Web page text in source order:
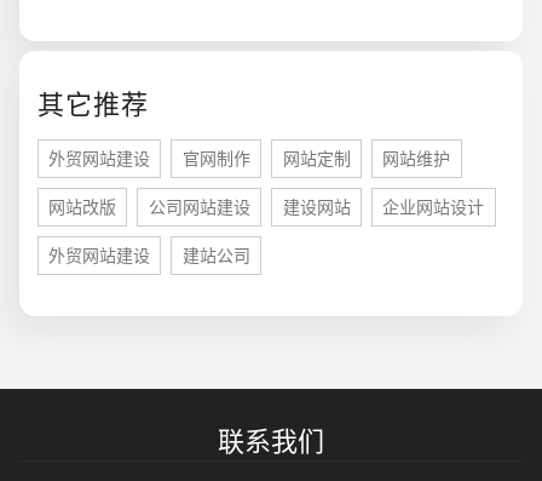
其它推荐
外贸网站建设 官网制作 网站定制 网站维护
网站改版 公司网站建设 建设网站 企业网站设计
外贸网站建设 建站公司
联系我们
您的预算 1万-3万 3万-5万 5万-8万
招标项目